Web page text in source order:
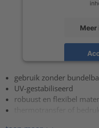
gebruik zonder
UV-gestabiliseerd
robuust en flexibel
thermotransfer of